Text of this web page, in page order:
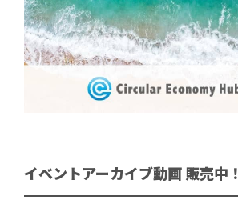
イベントアーカイブ動画 販売中！